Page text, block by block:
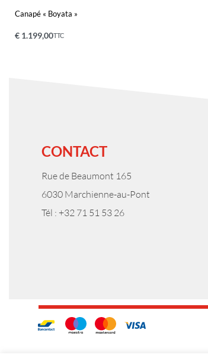
Canapé « Boyata »
€ 1.199,00TTC
CONTACT
Rue de Beaumont 165
6030 Marchienne-au-Pont
Tél : +32 71 51 53 26